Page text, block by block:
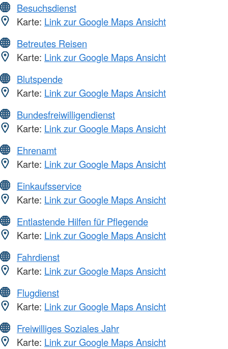
Besuchsdienst
Karte: Link zur Google Maps Ansicht
Betreutes Reisen
Karte: Link zur Google Maps Ansicht
Blutspende
Karte: Link zur Google Maps Ansicht
Bundesfreiwilligendienst
Karte: Link zur Google Maps Ansicht
Ehrenamt
Karte: Link zur Google Maps Ansicht
Einkaufsservice
Karte: Link zur Google Maps Ansicht
Entlastende Hilfen für Pflegende
Karte: Link zur Google Maps Ansicht
Fahrdienst
Karte: Link zur Google Maps Ansicht
Flugdienst
Karte: Link zur Google Maps Ansicht
Freiwilliges Soziales Jahr
Karte: Link zur Google Maps Ansicht